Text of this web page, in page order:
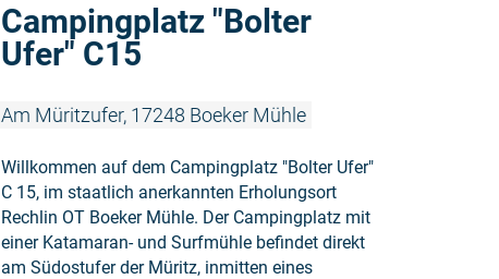
Campingplatz "Bolter
Ufer" C15
Am Müritzufer, 17248 Boeker Mühle
Willkommen auf dem Campingplatz "Bolter Ufer"
C 15, im staatlich anerkannten Erholungsort
Rechlin OT Boeker Mühle. Der Campingplatz mit
einer Katamaran- und Surfmühle befindet direkt
am Südostufer der Müritz, inmitten eines